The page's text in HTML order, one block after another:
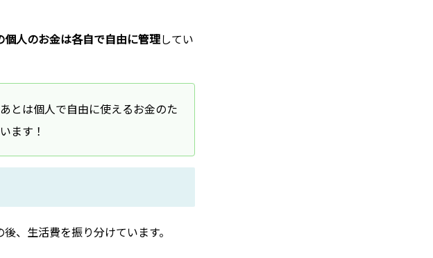
個人のお金は各自で自由に管理してい
とは個人で自由に使えるお金のた
ます！
、生活費を振り分けています。